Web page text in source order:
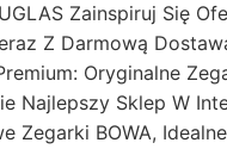
Zainspiruj Się
Z Darmową
Oryginalne
Najlepszy Sklep W
Zegarki BOWA,